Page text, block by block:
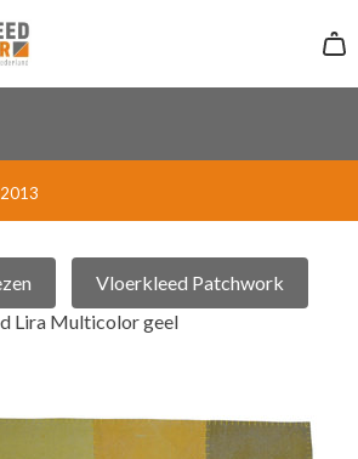
Vloerkleed Patchwork
Lira Multicolor geel